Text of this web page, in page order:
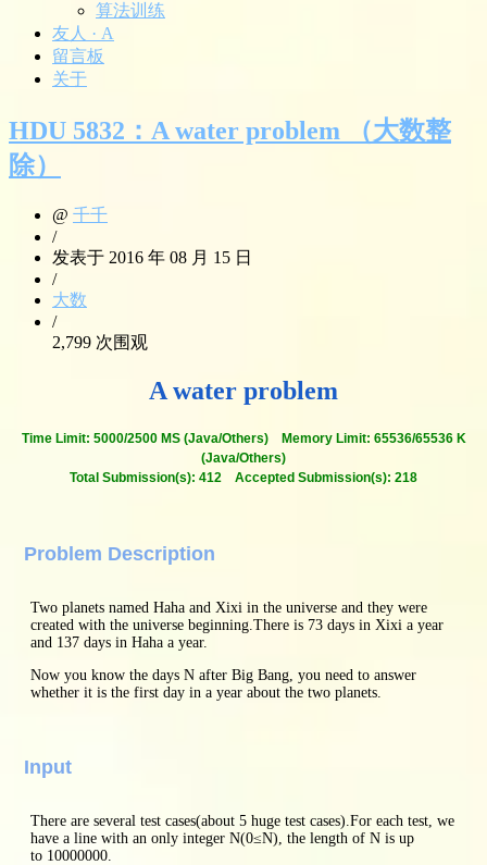
算法训练
友人 · A
留言板
关于
HDU 5832：A water problem （大数整
除）
@ 千千
/
发表于 2016 年 08 月 15 日
/
大数
/
2,799 次围观
A water problem
Time Limit: 5000/2500 MS (Java/Others) Memory Limit: 65536/65536 K
(Java/Others)
Total Submission(s): 412 Accepted Submission(s): 218
Problem Description
Two planets named Haha and Xixi in the universe and they were
created with the universe beginning.There is 73 days in Xixi a year
and 137 days in Haha a year.
Now you know the days N after Big Bang, you need to answer
whether it is the first day in a year about the two planets.
Input
There are several test cases(about 5 huge test cases).For each test, we
have a line with an only integer N(0≤N) , the length of N is up
to 10000000